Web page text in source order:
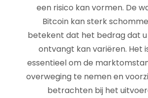
een risico kan vormen. De
Bitcoin kan sterk
betekent dat het bedrag dat
ontvangt kan variëren. Het
essentieel om de
overweging te nemen en
betrachten bij het